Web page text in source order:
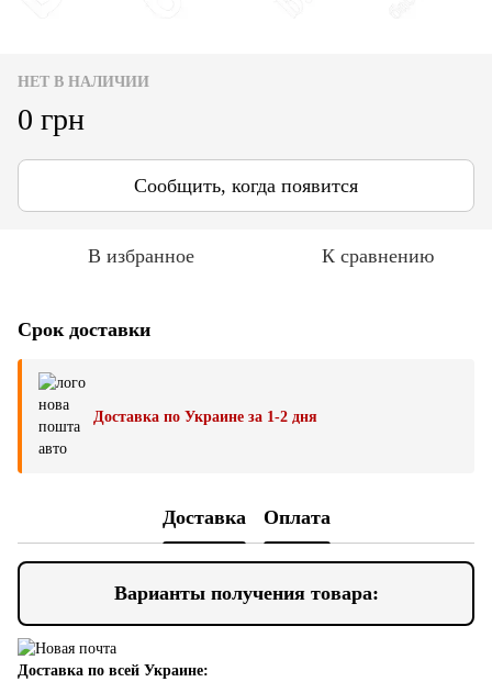
НЕТ В НАЛИЧИИ
0 грн
Сообщить, когда появится
В избранное К сравнению
Срок доставки
Доставка по Украине за 1-2 дня
Доставка Оплата
Варианты получения товара:
Доставка по всей Украине: